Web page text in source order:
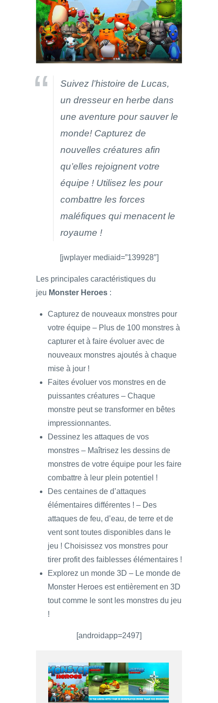
Suivez l’histoire de Lucas,
un dresseur en herbe dans
une aventure pour sauver le
monde! Capturez de
nouvelles créatures afin
qu’elles rejoignent votre
équipe ! Utilisez les pour
combattre les forces
maléfiques qui menacent le
royaume !
[jwplayer mediaid=”139928″]
Les principales caractéristiques du
jeu Monster Heroes :
Capturez de nouveaux monstres pour
votre équipe – Plus de 100 monstres à
capturer et à faire évoluer avec de
nouveaux monstres ajoutés à chaque
mise à jour !
Faites évoluer vos monstres en de
puissantes créatures – Chaque
monstre peut se transformer en bêtes
impressionnantes.
Dessinez les attaques de vos
monstres – Maîtrisez les dessins de
monstres de votre équipe pour les faire
combattre à leur plein potentiel !
Des centaines de d’attaques
élémentaires différentes ! – Des
attaques de feu, d’eau, de terre et de
vent sont toutes disponibles dans le
jeu ! Choisissez vos monstres pour
tirer profit des faiblesses élémentaires !
Explorez un monde 3D – Le monde de
Monster Heroes est entièrement en 3D
tout comme le sont les monstres du jeu
!
[androidapp=2497]